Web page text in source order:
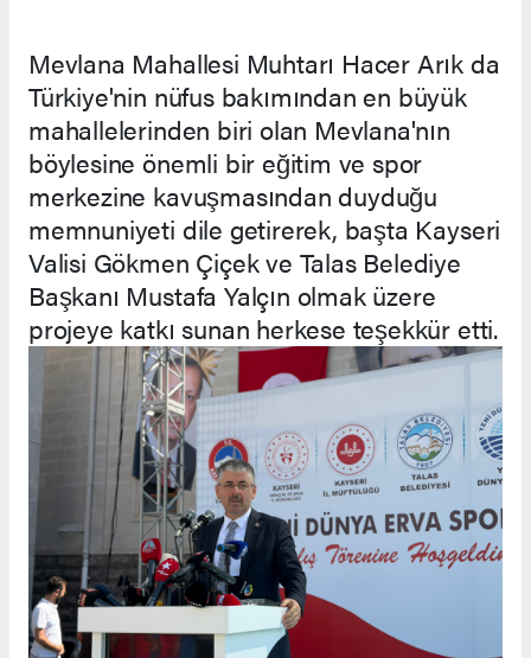
Mevlana Mahallesi Muhtarı Hacer Arık da
Türkiye'nin nüfus bakımından en büyük
mahallelerinden biri olan Mevlana'nın
böylesine önemli bir eğitim ve spor
merkezine kavuşmasından duyduğu
memnuniyeti dile getirerek, başta Kayseri
Valisi Gökmen Çiçek ve Talas Belediye
Başkanı Mustafa Yalçın olmak üzere
projeye katkı sunan herkese teşekkür etti.